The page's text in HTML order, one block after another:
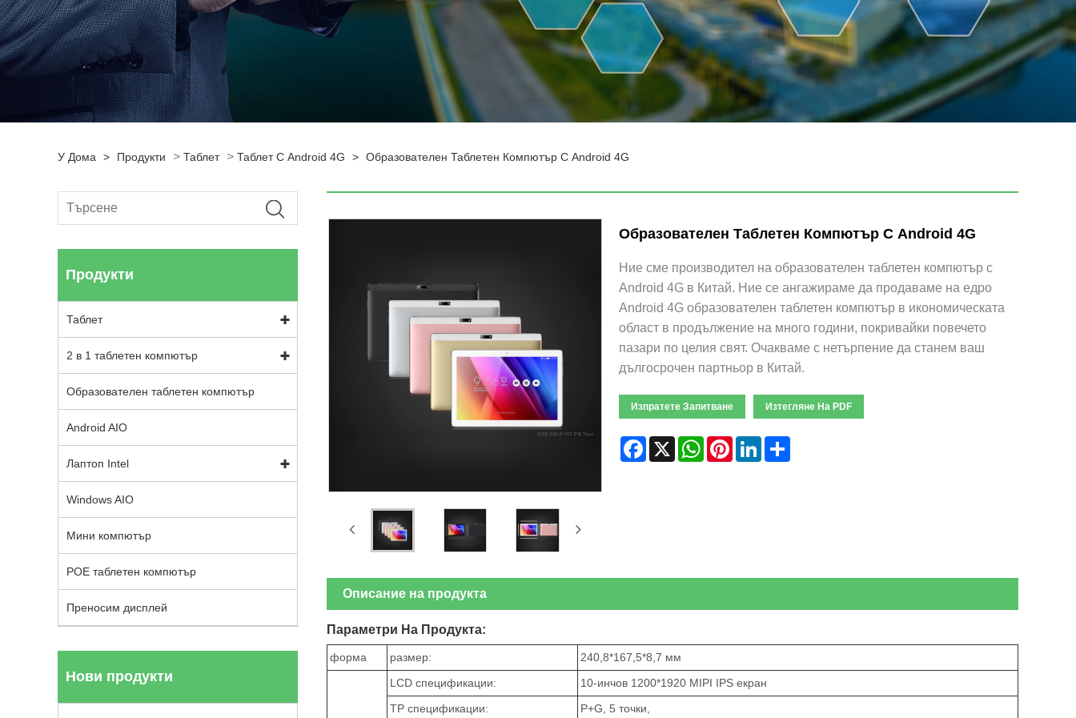
У Дома > Продукти > Таблет > Таблет С Android 4G > Образователен Таблетен Компютър С Android 4G
Продукти
Таблет
2 в 1 таблетен компютър
Образователен таблетен компютър
Android AIO
Лаптоп Intel
Windows AIO
Мини компютър
POE таблетен компютър
Преносим дисплей
Нови продукти
Образователен Таблетен Компютър С Android 4G
Ние сме производител на образователен таблетен компютър с
Android 4G в Китай. Ние се ангажираме да продаваме на едро
Android 4G образователен таблетен компютър в икономическата
област в продължение на много години, покривайки повечето
пазари по целия свят. Очакваме с нетърпение да станем ваш
дългосрочен партньор в Китай.
Изпратете Запитване Изтегляне На PDF
Facebook
X WhatsApp
PinterestLinkedInShare
Описание на продукта
Параметри На Продукта:
форма размер: 240,8*167,5*8,7 мм
LCD спецификации:
10-инчов 1200*1920 MIPI IPS екран
TP спецификации:
P+G, 5 точки,